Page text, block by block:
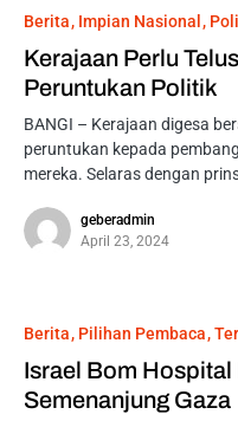
Berita Impian Nasional
Kerajaan Perlu
Peruntukan Politik
BANGI – Kerajaan digesa
peruntukan kepada
mereka. Selaras dengan
geberadmin
April 23, 2024
Berita Pilihan Pembaca
Israel Bom Hospital
Semenanjung Gaza